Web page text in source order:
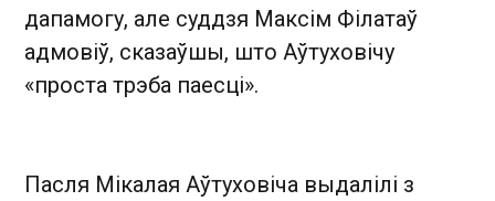
дапамогу, але суддзя Максім Філатаў
адмовіў, сказаўшы, што Аўтуховічу
«проста трэба паесці».
Пасля Мікалая Аўтуховіча выдалілі з